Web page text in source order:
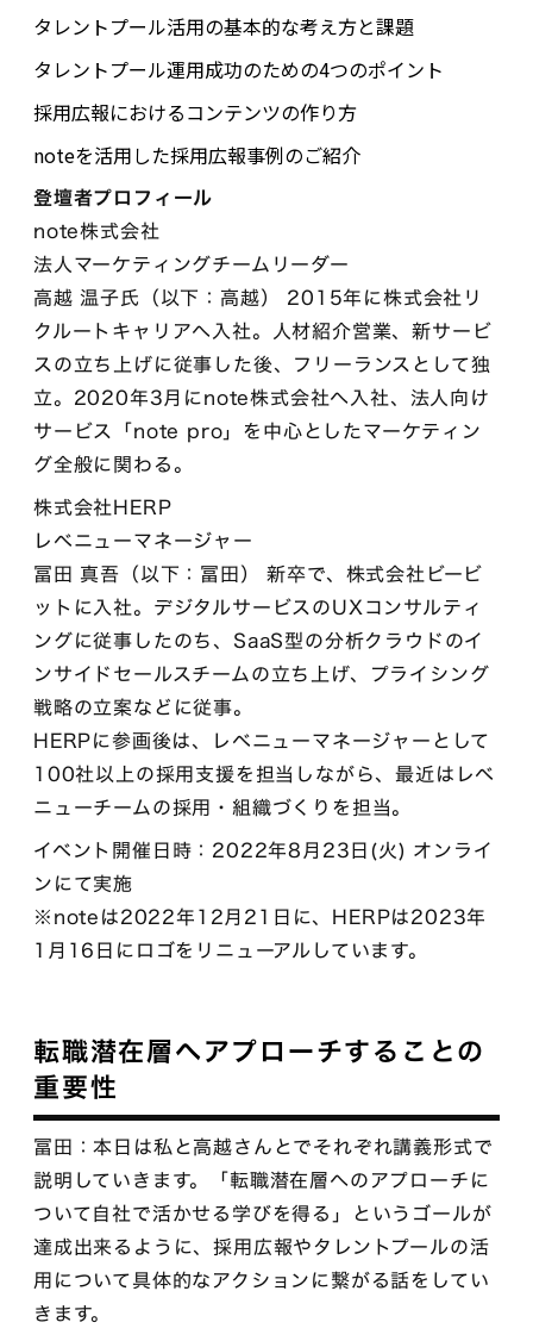
タレントプール活用の基本的な考え方と課題
タレントプール運用成功のための4つのポイント
採用広報におけるコンテンツの作り方
noteを活用した採用広報事例のご紹介
登壇者プロフィール
note株式会社
法人マーケティングチームリーダー
高越 温子氏（以下：高越） 2015年に株式会社リ
クルートキャリアへ入社。人材紹介営業、新サービ
スの立ち上げに従事した後、フリーランスとして独
立。2020年3月にnote株式会社へ入社、法人向け
サービス「note pro」を中心としたマーケティン
グ全般に関わる。
株式会社HERP
レベニューマネージャー
冨田 真吾（以下：冨田） 新卒で、株式会社ビービ
ットに入社。デジタルサービスのUXコンサルティ
ングに従事したのち、SaaS型の分析クラウドのイ
ンサイドセールスチームの立ち上げ、プライシング
戦略の立案などに従事。
HERPに参画後は、レベニューマネージャーとして
100社以上の採用支援を担当しながら、最近はレベ
ニューチームの採用・組織づくりを担当。
イベント開催日時：2022年8月23日(火) オンライ
ンにて実施
※noteは2022年12月21日に、HERPは2023年
1月16日にロゴをリニューアルしています。
転職潜在層へアプローチすることの
重要性
冨田：本日は私と高越さんとでそれぞれ講義形式で
説明していきます。「転職潜在層へのアプローチに
ついて自社で活かせる学びを得る」というゴールが
達成出来るように、採用広報やタレントプールの活
用について具体的なアクションに繋がる話をしてい
きます。